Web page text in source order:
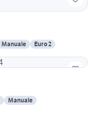
Manuale
Euro 2
Manuale